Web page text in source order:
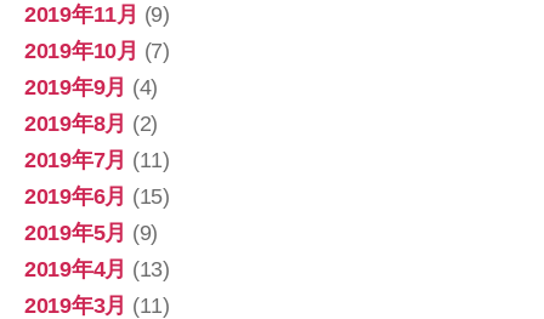
2019年11月 (9)
2019年10月 (7)
2019年9月 (4)
2019年8月 (2)
2019年7月 (11)
2019年6月 (15)
2019年5月 (9)
2019年4月 (13)
2019年3月 (11)